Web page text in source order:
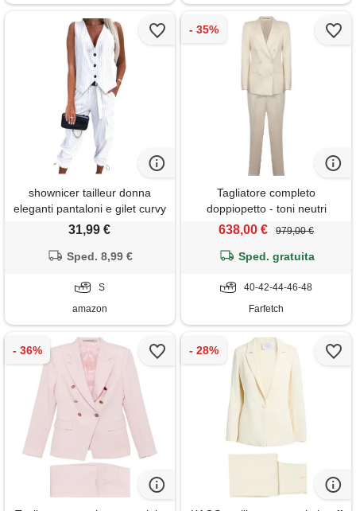
shownicer tailleur donna
eleganti pantaloni e gilet curvy
completo blazer a senza
in vita set di abiti in tinta unita
bianco s
31,99 €
Sped. 8,99 €
S
amazon
Tagliatore completo
doppiopetto - toni neutri
638,00 € 979,00 €
Sped. gratuita
40-42-44-46-48
Farfetch